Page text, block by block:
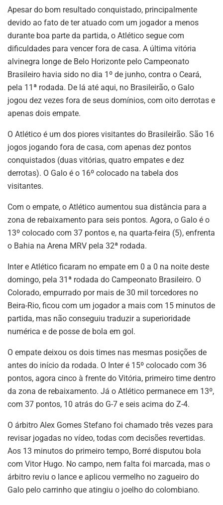
Apesar do bom resultado conquistado, principalmente
devido ao fato de ter atuado com um jogador a menos
durante boa parte da partida, o Atlético segue com
dificuldades para vencer fora de casa. A última vitória
alvinegra longe de Belo Horizonte pelo Campeonato
Brasileiro havia sido no dia 1º de junho, contra o Ceará,
pela 11ª rodada. De lá até aqui, no Brasileirão, o Galo
jogou dez vezes fora de seus domínios, com oito derrotas e
apenas dois empate.
O Atlético é um dos piores visitantes do Brasileirão. São 16
jogos jogando fora de casa, com apenas dez pontos
conquistados (duas vitórias, quatro empates e dez
derrotas). O Galo é o 16º colocado na tabela dos
visitantes.
Com o empate, o Atlético aumentou sua distância para a
zona de rebaixamento para seis pontos. Agora, o Galo é o
13º colocado com 37 pontos e, na quarta-feira (5), enfrenta
o Bahia na Arena MRV pela 32ª rodada.
Inter e Atlético ficaram no empate em 0 a 0 na noite deste
domingo, pela 31ª rodada do Campeonato Brasileiro. O
Colorado, empurrado por mais de 30 mil torcedores no
Beira-Rio, ficou com um jogador a mais com 15 minutos de
partida, mas não conseguiu traduzir a superioridade
numérica e de posse de bola em gol.
O empate deixou os dois times nas mesmas posições de
antes do início da rodada. O Inter é 15º colocado com 36
pontos, agora cinco à frente do Vitória, primeiro time dentro
da zona de rebaixamento. Já o Atlético permanece em 13º,
com 37 pontos, 10 atrás do G-7 e seis acima do Z-4.
O árbitro Alex Gomes Stefano foi chamado três vezes para
revisar jogadas no vídeo, todas com decisões revertidas.
Aos 13 minutos do primeiro tempo, Borré disputou bola
com Vitor Hugo. No campo, nem falta foi marcada, mas o
árbitro reviu o lance e aplicou vermelho no zagueiro do
Galo pelo carrinho que atingiu o joelho do colombiano.